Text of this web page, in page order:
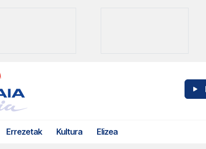
Errezetak Kultura Elizea